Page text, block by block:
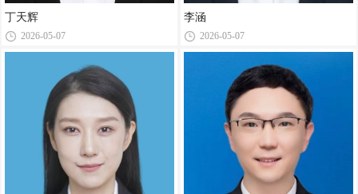
丁天辉
2026-05-07
李涵
2026-05-07